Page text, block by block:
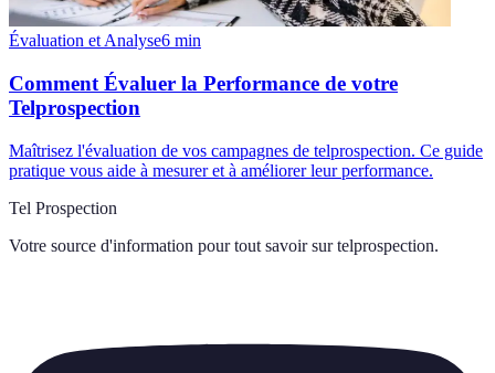
Évaluation et Analyse6 min
Comment Évaluer la Performance de votre
Telprospection
Maîtrisez l'évaluation de vos campagnes de telprospection. Ce guide
pratique vous aide à mesurer et à améliorer leur performance.
Tel Prospection
Votre source d'information pour tout savoir sur telprospection.